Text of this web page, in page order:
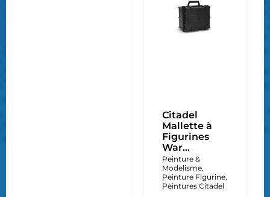
Citadel
Mallette à
Figurines
War...
Peinture &
Modelisme,
Peinture Figurine,
Peintures Citadel